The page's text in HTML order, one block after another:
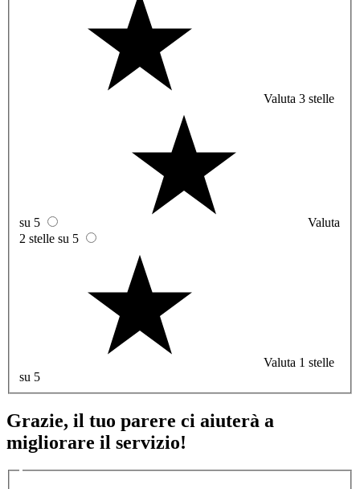
Valuta 3 stelle
su 5
Valuta
2 stelle su 5
Valuta 1 stelle
su 5
Grazie, il tuo parere ci aiuterà a
migliorare il servizio!